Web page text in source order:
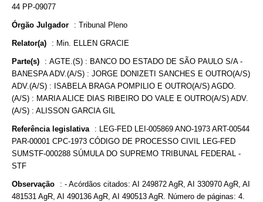
44 PP-09077
Órgão Julgador : Tribunal Pleno
Relator(a) : Min. ELLEN GRACIE
Parte(s) : AGTE.(S) : BANCO DO ESTADO DE SÃO PAULO S/A -
BANESPA ADV.(A/S) : JORGE DONIZETI SANCHES E OUTRO(A/S)
ADV.(A/S) : ISABELA BRAGA POMPILIO E OUTRO(A/S) AGDO.
(A/S) : MARIA ALICE DIAS RIBEIRO DO VALE E OUTRO(A/S) ADV.
(A/S) : ALISSON GARCIA GIL
Referência legislativa : LEG-FED LEI-005869 ANO-1973 ART-00544
PAR-00001 CPC-1973 CÓDIGO DE PROCESSO CIVIL LEG-FED
SUMSTF-000288 SÚMULA DO SUPREMO TRIBUNAL FEDERAL -
STF
Observação : - Acórdãos citados: AI 249872 AgR, AI 330970 AgR, AI
481531 AgR, AI 490136 AgR, AI 490513 AgR. Número de páginas: 4.